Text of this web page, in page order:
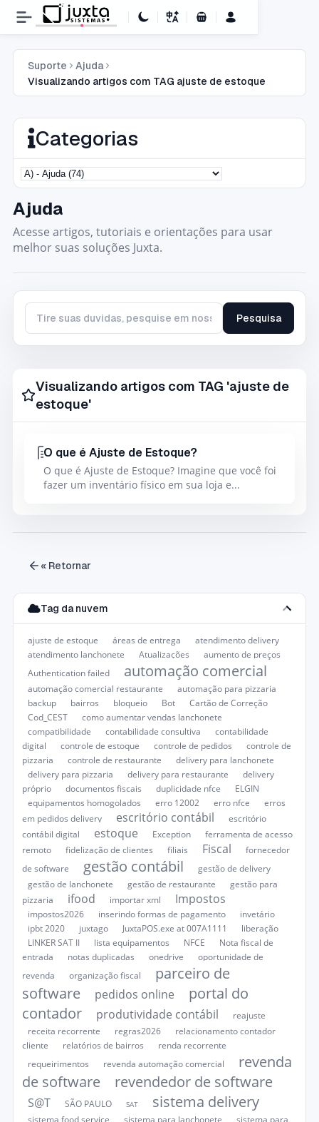
Carrinho de Compras
Suporte
Ajuda
Visualizando artigos com TAG ajuste de estoque
Categorias
Ajuda
Acesse artigos, tutoriais e orientações para usar
melhor suas soluções Juxta.
Tire suas duvidas, pesquise em nossa base de conhecimento
Pesquisa
Visualizando artigos com TAG 'ajuste de
estoque'
O que é Ajuste de Estoque?
O que é Ajuste de Estoque? Imagine que você foi
fazer um inventário físico em sua loja e...
« Retornar
Tag da nuvem
ajuste de estoque áreas de entrega
atendimento delivery
atendimento lanchonete
Atualizações
aumento de preços
Authentication failed
automação comercial
automação comercial restaurante
automação para pizzaria
backup
bairros bloqueio Bot
Cartão de Correção
Cod_CEST
como aumentar vendas lanchonete
compatibilidade
contabilidade consultiva
contabilidade
digital
controle de estoque controle de pedidos
controle de
pizzaria
controle de restaurante
delivery para lanchonete
delivery para pizzaria
delivery para restaurante
delivery
próprio
documentos fiscais duplicidade nfce
ELGIN
equipamentos homogolados
erro 12002 erro nfce
erros
em pedidos delivery
escritório contábil
escritório
contábil digital
estoque Exception
ferramenta de acesso
remoto
fidelização de clientes filiais Fiscal
fornecedor
de software
gestão contábil
gestão de delivery
gestão de lanchonete
gestão de restaurante
gestão para
pizzaria
ifood importar xml Impostos
impostos2026 inserindo formas de pagamento
invetário
ipbt 2020
juxtago JuxtaPOS.exe at 007A1111
liberação
LINKER SAT II
lista equipamentos NFCE
Nota fiscal de
entrada
notas duplicadas onedrive
oportunidade de
revenda
organização fiscal
parceiro de
software
pedidos online
portal do
contador
produtividade contábil
reajuste
receita recorrente
regras2026
relacionamento contador
cliente
relatórios de bairros
renda recorrente
requeirimentos
revenda automação comercial
revenda
de software
revendedor de software
S@T SÃO PAULO SAT sistema delivery
sistema food service sistema para lanchonete
sistema para